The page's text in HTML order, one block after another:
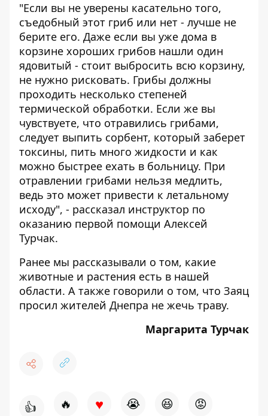
"Если вы не уверены касательно того,
съедобный этот гриб или нет - лучше не
берите его. Даже если вы уже дома в
корзине хороших грибов нашли один
ядовитый - стоит выбросить всю корзину,
не нужно рисковать. Грибы должны
проходить несколько степеней
термической обработки. Если же вы
чувствуете, что отравились грибами,
следует выпить сорбент, который заберет
токсины, пить много жидкости и как
можно быстрее ехать в больницу. При
отравлении грибами нельзя медлить,
ведь это может привести к летальному
исходу", - рассказал инструктор по
оказанию первой помощи Алексей
Турчак.
Ранее мы рассказывали о том, какие
животные и растения есть в нашей
области. А также говорили о том, что Заяц
просил жителей Днепра не жечь траву.
Маргарита Турчак
👍 🔥 ♥ 😭 😆 😡